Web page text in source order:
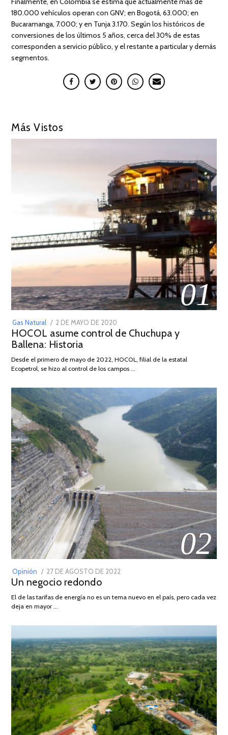
180.000 vehículos operan con GNV; en Bogotá, 63.000; en
Bucaramanga, 7.000; y en Tunja 3.170. Según los históricos de
conversiones de los últimos 5 años, cerca del 30% de estas
corresponden a servicio público, y el restante a particular y demás
segmentos.
Más Vistos
01
Gas Natural
POSTED
ON
2 DE MAYO DE 2020
DE
2026
HOCOL asume control de Chuchupa y
Ballena: Historia
Desde el primero de mayo de 2022, HOCOL, filial de la estatal
Ecopetrol, se hizo al control de los campos …
02
Opinión
POSTED
ON
27 DE AGOSTO DE 2022
DE
Un negocio redondo
El de las tarifas de energía no es un tema nuevo en el país, pero cada vez
deja en mayor …